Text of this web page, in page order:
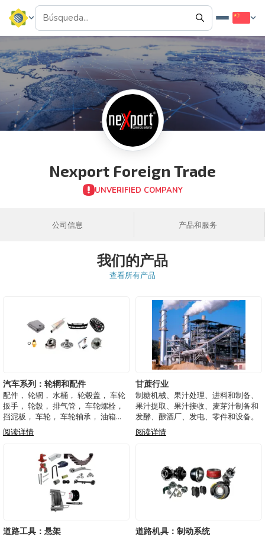
Nexport Foreign Trade
UNVERIFIED COMPANY
公司信息 产品和服务
我们的产品
查看所有产品
汽车系列：轮辋和配件
配件， 轮辋， 水桶， 轮毂盖， 车轮
扳手， 轮毂， 排气管， 车轮螺栓，
挡泥板， 车轮， 车轮轴承， 油箱
盖， 油箱
阅读详情
甘蔗行业
制糖机械、果汁处理、进料和制备、
果汁提取、果汁接收、麦芽汁制备和
发酵、酿酒厂、发电、零件和设备。
阅读详情
道路工具：悬架 道路机具：制动系统